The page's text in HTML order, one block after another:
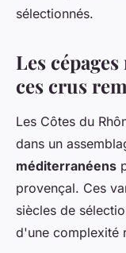
sélectionnés.
Les
ces crus
Les Côtes du
dans un
méditerranéens
provençal. Ces
siècles de
d'une complexité